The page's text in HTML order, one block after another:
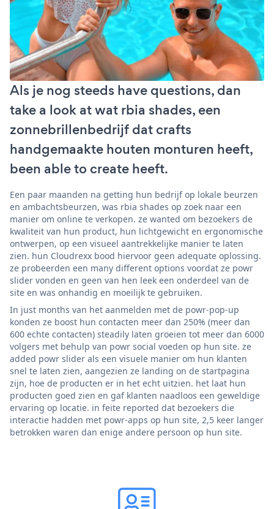
Als je nog steeds have questions, dan
take a look at wat rbia shades, een
zonnebrillenbedrijf dat crafts
handgemaakte houten monturen heeft,
been able to create heeft.
Een paar maanden na getting hun bedrijf op lokale beurzen
en ambachtsbeurzen, was rbia shades op zoek naar een
manier om online te verkopen. ze wanted om bezoekers de
kwaliteit van hun product, hun lichtgewicht en ergonomische
ontwerpen, op een visueel aantrekkelijke manier te laten
zien. hun Cloudrexx bood hiervoor geen adequate oplossing.
ze probeerden een many different options voordat ze powr
slider vonden en geen van hen leek een onderdeel van de
site en was onhandig en moeilijk te gebruiken.
In just months van het aanmelden met de powr-pop-up
konden ze boost hun contacten meer dan 250% (meer dan
600 echte contacten) steadily laten groeien tot meer dan 6000
volgers met behulp van powr social voeden op hun site. ze
added powr slider als een visuele manier om hun klanten
snel te laten zien, aangezien ze landing on de startpagina
zijn, hoe de producten er in het echt uitzien. het laat hun
producten goed zien en gaf klanten naadloos een geweldige
ervaring op locatie. in feite reported dat bezoekers die
interactie hadden met powr-apps op hun site, 2,5 keer langer
betrokken waren dan enige andere persoon op hun site.